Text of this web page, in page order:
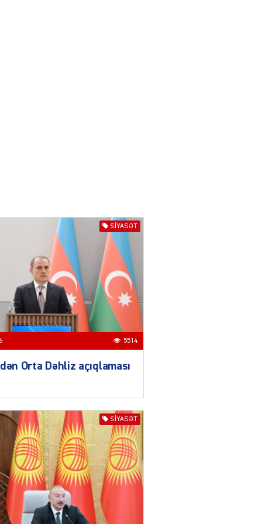
Cəza çəkən şəxs məhkum
yoldaşını buna görə
04.08.2026
Azərbaycanda sürücüsüz
nəqliyyat dövrü başlayır –
BELƏ işləyəcək
layihəsi ilə bağlı AÇIQLAMA
04.08.2026 4397
Müharibə Rusiyanın belini
bükür
04.08.2026 4013
SIYASƏT
5514
Orta Dəhliz açıqlaması
SIYASƏT